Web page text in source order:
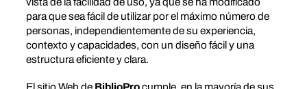
para que sea fácil de utilizar por el máximo número de
personas, independientemente de su experiencia,
contexto y capacidades, con un diseño fácil y una
estructura eficiente y clara.
El sitio Web de BiblioProcumple, en la mayoría de sus